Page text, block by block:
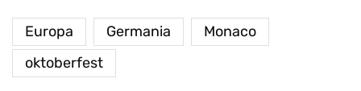
Europa Germania
Monaco
oktoberfest